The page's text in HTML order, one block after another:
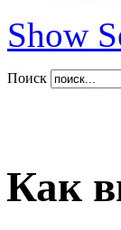
Show
Поиск
Как